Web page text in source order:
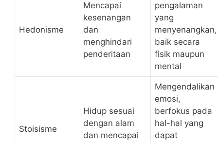
Hedonisme
Mencapai
kesenangan
dan
menghindari
penderitaan
pengalaman
yang
menyenangkan,
baik secara
fisik maupun
mental
Stoisisme
Hidup sesuai
dengan alam
dan mencapai
Mengendalikan
emosi,
berfokus pada
hal-hal yang
dapat